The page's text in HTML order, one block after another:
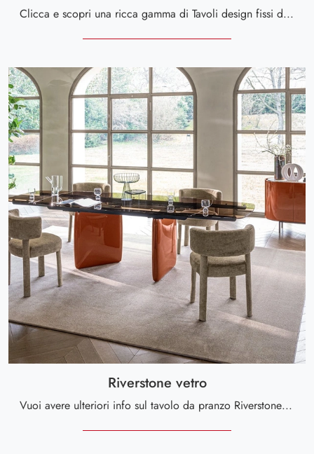
Clicca e scopri una ricca gamma di Tavoli design fissi da pranzo! Il modello Riverstone ceramica di Calligaris ti aspetta.
Riverstone vetro
Vuoi avere ulteriori info sul tavolo da pranzo Riverstone vetro di Calligaris? Clicca e scopri di più sui modelli allungabili dell'azienda.